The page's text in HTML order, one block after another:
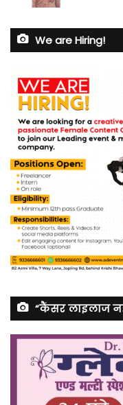
We are Hiring!
“कैंसर लाइलाज